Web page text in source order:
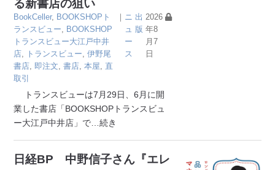
る新書店の狙い
BookCeller, BOOKSHOPト
ランスビュー
BOOKSHOP
トランスビュー大江戸中井
店
トランスビュー ,伊野尾
書店 即注文 ,書店 ,本屋
直
取引
｜ ニ
ュ
ー
ス
出
版
2026
年8
月7
日
トランスビューは7月29日、6月に開
業した書店「BOOKSHOPトランスビュ
ー大江戸中井店」で …続き
日経BP 中野信子さん『エレ